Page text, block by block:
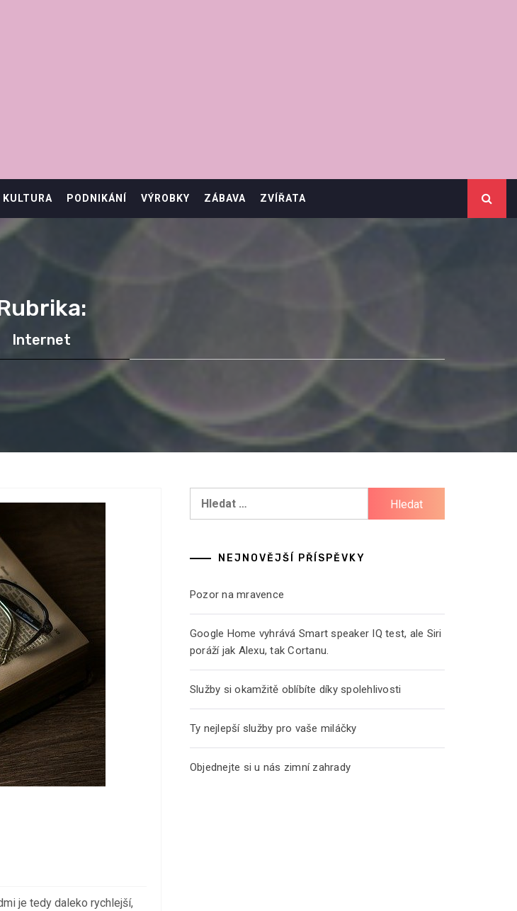
KULTURA PODNIKÁNÍ VÝROBKY ZÁBAVA ZVÍŘATA
Internet
je tedy daleko rychlejší,
NEJNOVĚJŠÍ PŘÍSPĚVKY
Pozor na mravence
Google Home vyhrává Smart speaker IQ test, ale Siri
poráží jak Alexu, tak Cortanu.
Služby si okamžitě oblíbíte díky spolehlivosti
Ty nejlepší služby pro vaše miláčky
Objednejte si u nás zimní zahrady